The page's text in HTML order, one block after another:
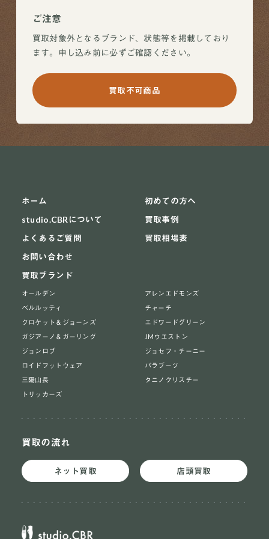
ご注意
買取対象外となるブランド、状態等を掲載しており
ます。申し込み前に必ずご確認ください。
買取不可商品
ホーム
studio.CBRについて
よくあるご質問
お問い合わせ
初めての方へ
買取事例
買取相場表
買取ブランド
オールデン
アレンエドモンズ
ベルルッティ
チャーチ
クロケット＆ジョーンズ
エドワードグリーン
ガジアーノ＆ガーリング
JMウエストン
ジョンロブ
ジョセフ・チーニー
ロイドフットウェア
パラブーツ
三陽山長
タニノクリスチー
トリッカーズ
買取の流れ
ネット買取 店頭買取